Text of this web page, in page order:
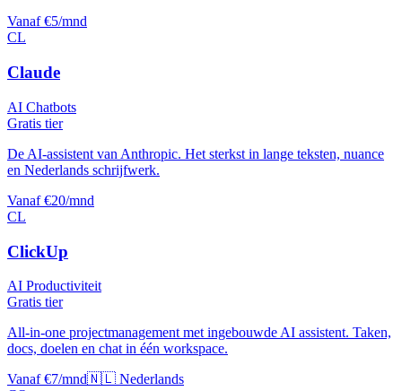
Vanaf €5/mnd
CL
Claude
AI Chatbots
Gratis tier
De AI-assistent van Anthropic. Het sterkst in lange teksten, nuance
en Nederlands schrijfwerk.
Vanaf €20/mnd
CL
ClickUp
AI Productiviteit
Gratis tier
All-in-one projectmanagement met ingebouwde AI assistent. Taken,
docs, doelen en chat in één workspace.
Vanaf €7/mnd🇳🇱 Nederlands